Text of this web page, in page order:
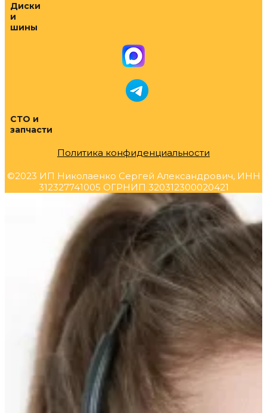
Диски
и
шины
СТО и
запчасти
Политика конфиденциальности
©2023 ИП Николаенко Сергей Александрович, ИНН
312327741005 ОГРНИП 320312300020421